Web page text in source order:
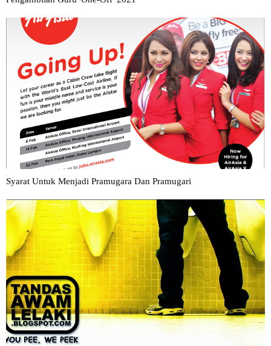
Syarat Untuk Menjadi Pramugara Dan Pramugari